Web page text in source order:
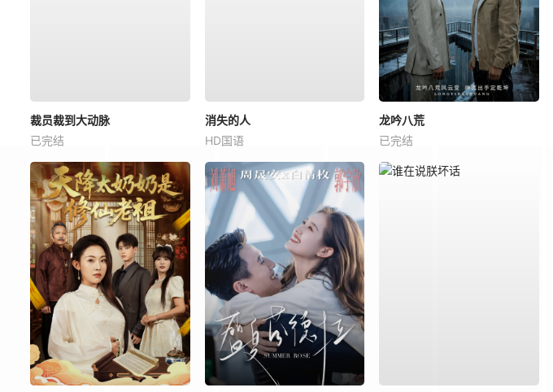
裁员裁到大动脉
已完结
消失的人
HD国语
龙吟八荒
已完结